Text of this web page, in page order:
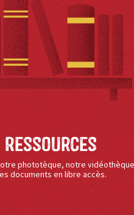
Ressources
phototèque, notre
documents en libre accès.